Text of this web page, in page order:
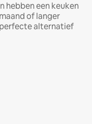
hebben een keuken
of langer
alternatief